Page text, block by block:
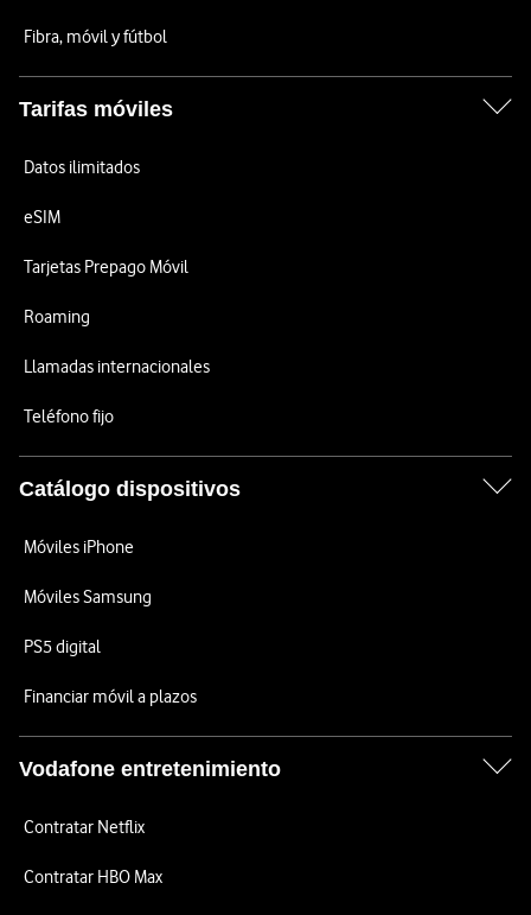
Fibra, móvil y fútbol
Tarifas móviles
Datos ilimitados
eSIM
Tarjetas Prepago Móvil
Roaming
Llamadas internacionales
Teléfono fijo
Catálogo dispositivos
Móviles iPhone
Móviles Samsung
PS5 digital
Financiar móvil a plazos
Vodafone entretenimiento
Contratar Netflix
Contratar HBO Max